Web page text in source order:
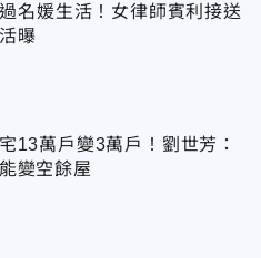
名媛生活！女律師賓利接送
曝
13萬戶變3萬戶！劉世芳：
變空餘屋